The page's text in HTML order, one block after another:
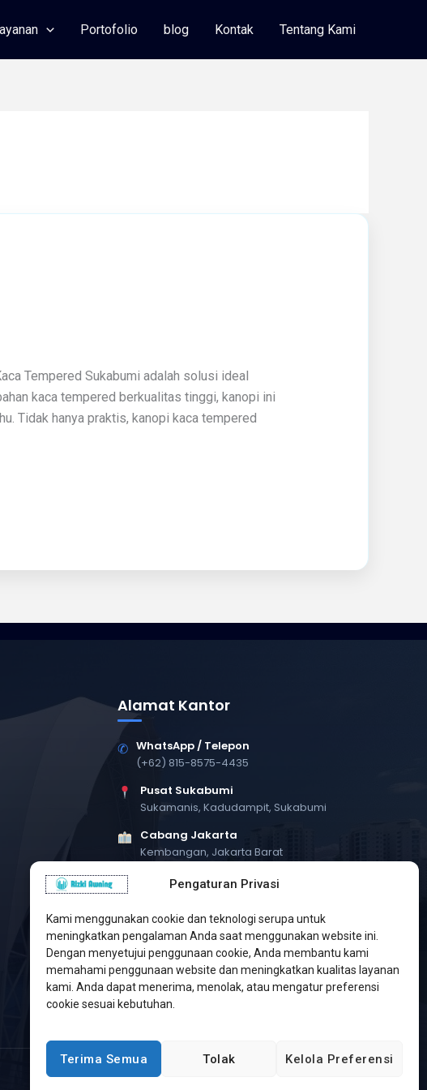
Pengaturan Privasi
Kami menggunakan cookie dan teknologi serupa untuk
meningkatkan pengalaman Anda saat menggunakan website ini.
Dengan menyetujui penggunaan cookie, Anda membantu kami
memahami penggunaan website dan meningkatkan kualitas layanan
kami. Anda dapat menerima, menolak, atau mengatur preferensi
cookie sesuai kebutuhan.
Terima Semua Tolak Kelola Preferensi
Portofolio blog Kontak Tentang Kami
Tempered Sukabumi adalah solusi ideal
kaca tempered berkualitas tinggi, kanopi ini
Tidak hanya praktis, kanopi kaca tempered
Alamat Kantor
✆ WhatsApp / Telepon
(+62) 815-8575-4435
Pusat Sukabumi
Sukamanis, Kadudampit, Sukabumi
Cabang Jakarta
Kembangan, Jakarta Barat
Workshop Bintaro